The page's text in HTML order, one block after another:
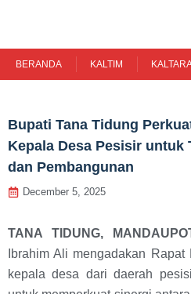
content
BERANDA KALTIM
Bupati Tana Tidung
Kepala Desa Pesisir
dan Pembangunan
December 5, 2025
TANA TIDUNG,
Ibrahim Ali mengadakan
kepala desa dari daerah